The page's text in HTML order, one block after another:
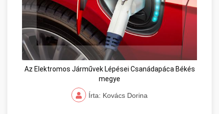
Az Elektromos Járművek Lépései Csanádapáca Békés
megye
Írta: Kovács Dorina